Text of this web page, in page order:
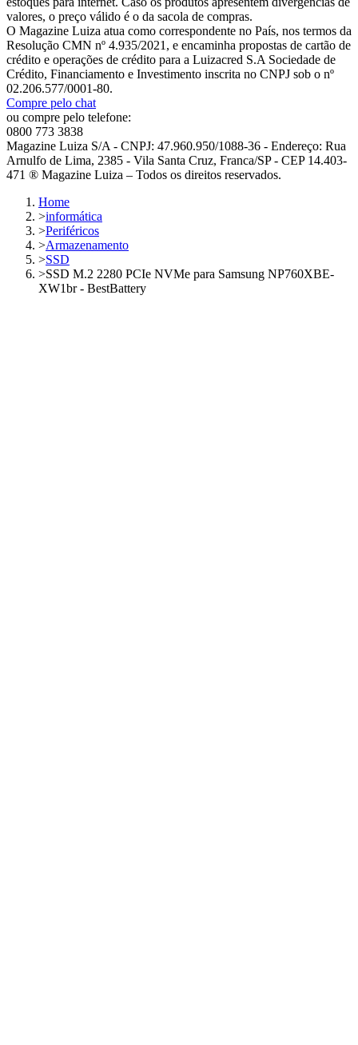
valores, o preço válido é o da sacola de compras.
O Magazine Luiza atua como correspondente no País, nos termos da
Resolução CMN nº 4.935/2021, e encaminha propostas de cartão de
crédito e operações de crédito para a Luizacred S.A Sociedade de
Crédito, Financiamento e Investimento inscrita no CNPJ sob o nº
02.206.577/0001-80.
Compre pelo chat
ou compre pelo telefone:
0800 773 3838
Magazine Luiza S/A - CNPJ: 47.960.950/1088-36 - Endereço: Rua
Arnulfo de Lima, 2385 - Vila Santa Cruz, Franca/SP - CEP 14.403-
471 ® Magazine Luiza – Todos os direitos reservados.
Home
>informática
>Periféricos
>Armazenamento
>SSD
>SSD M.2 2280 PCIe NVMe para Samsung NP760XBE-
XW1br - BestBattery